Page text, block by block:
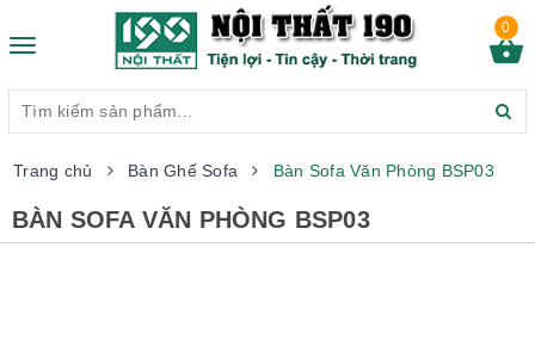
Toggle
0
Trang chủ Bàn Ghế Sofa Bàn Sofa Văn Phòng BSP03
BÀN SOFA VĂN PHÒNG BSP03